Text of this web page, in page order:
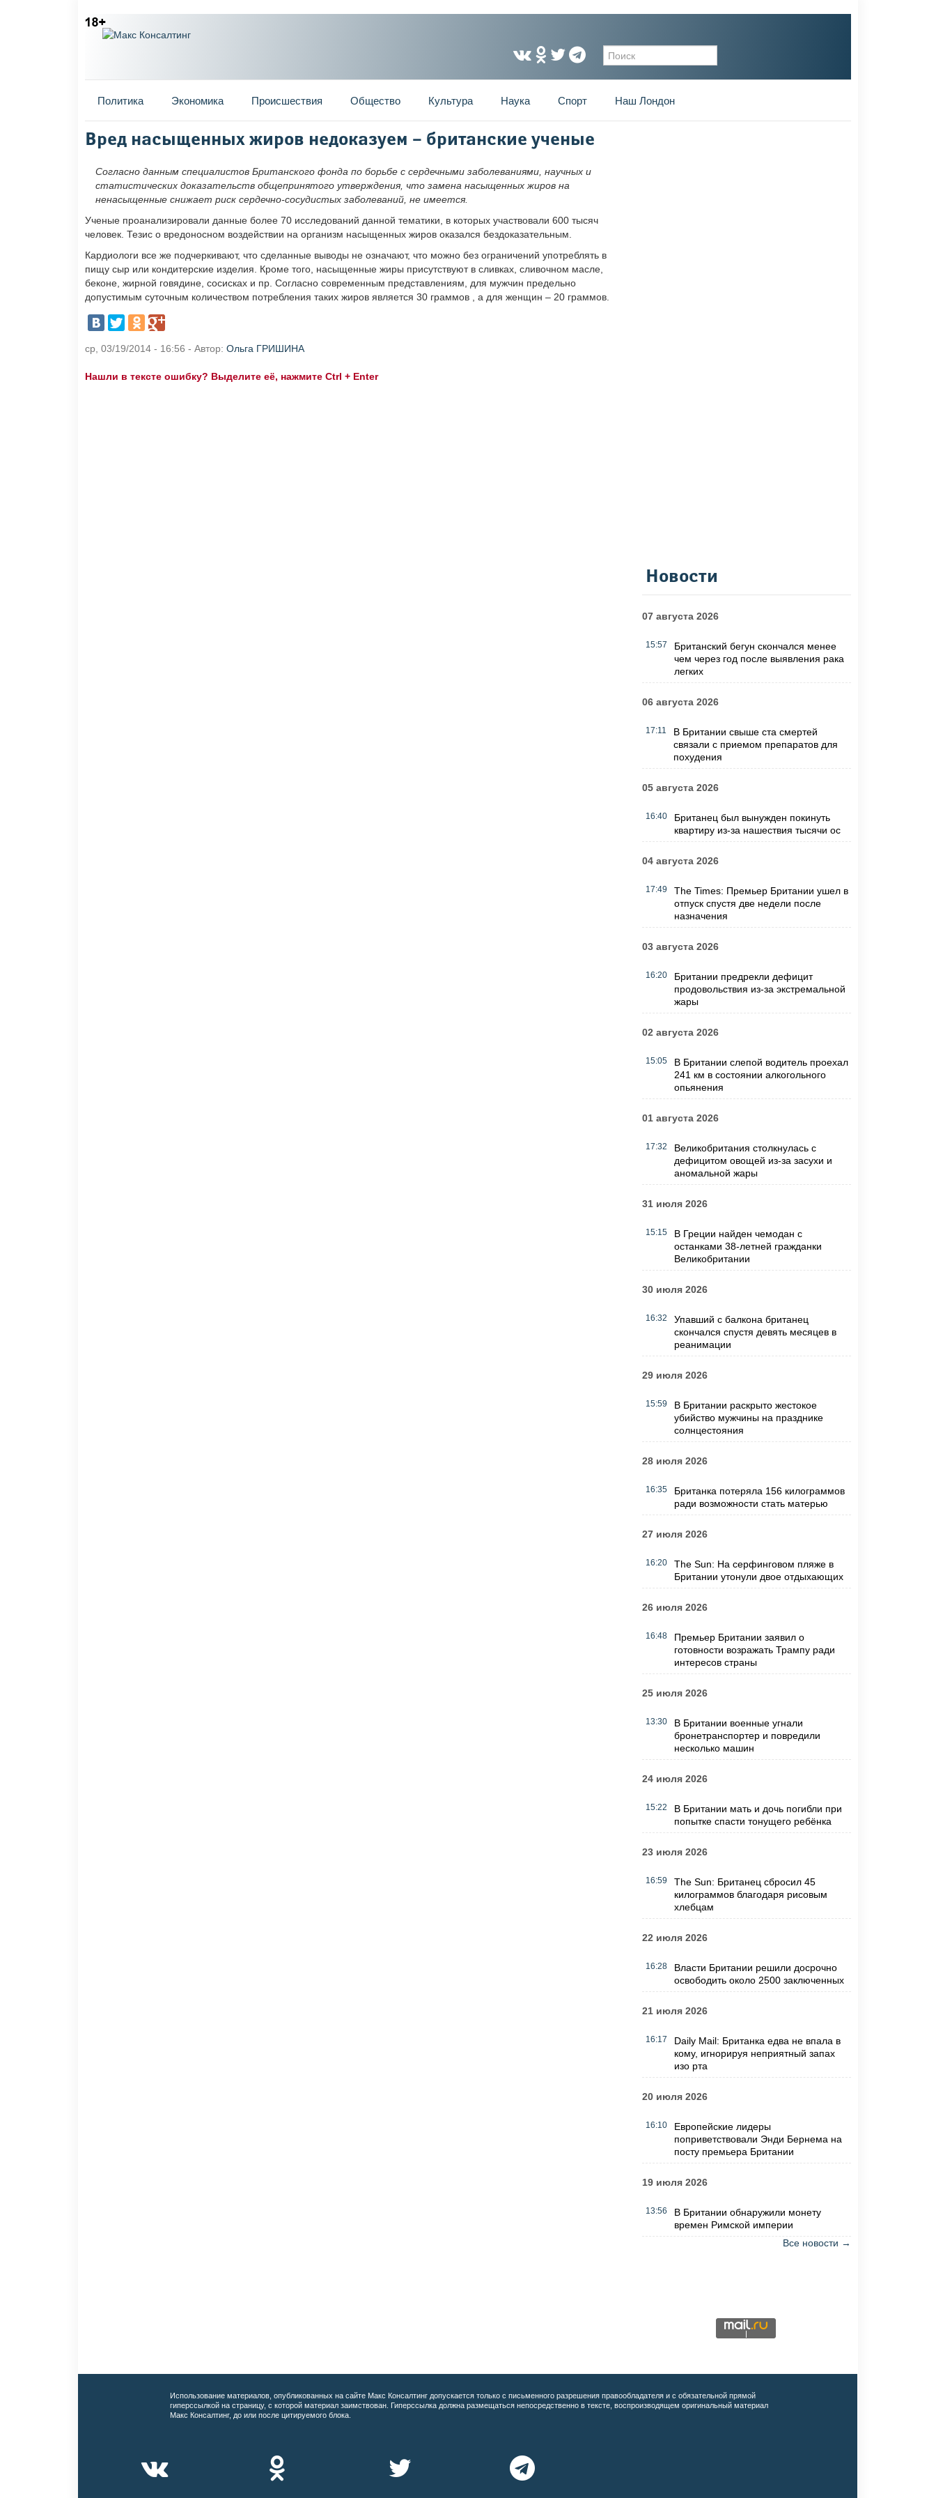
Форма поиска
Главное меню
Политика Экономика Происшествия Общество Культура Наука Спорт Наш Лондон
Вы здесь
Вред насыщенных жиров недоказуем – британские ученые
Согласно данным специалистов Британского фонда по борьбе с сердечными заболеваниями, научных и
статистических доказательств общепринятого утверждения, что замена насыщенных жиров на
ненасыщенные снижает риск сердечно-сосудистых заболеваний, не имеется.
Ученые проанализировали данные более 70 исследований данной тематики, в которых участвовали 600 тысяч
человек. Тезис о вредоносном воздействии на организм насыщенных жиров оказался бездоказательным.
Кардиологи все же подчеркивают, что сделанные выводы не означают, что можно без ограничений употреблять в
пищу сыр или кондитерские изделия. Кроме того, насыщенные жиры присутствуют в сливках, сливочном масле,
беконе, жирной говядине, сосисках и пр. Согласно современным представлениям, для мужчин предельно
допустимым суточным количеством потребления таких жиров является 30 граммов , а для женщин – 20 граммов.
ср, 03/19/2014 - 16:56 - Автор: Ольга ГРИШИНА
Нашли в тексте ошибку? Выделите её, нажмите Ctrl + Enter
Новости
07 августа 2026
15:57
Британский бегун скончался менее
чем через год после выявления рака
легких
06 августа 2026
17:11
В Британии свыше ста смертей
связали с приемом препаратов для
похудения
05 августа 2026
16:40
Британец был вынужден покинуть
квартиру из-за нашествия тысячи ос
04 августа 2026
17:49
The Times: Премьер Британии ушел в
отпуск спустя две недели после
назначения
03 августа 2026
16:20
Британии предрекли дефицит
продовольствия из-за экстремальной
жары
02 августа 2026
15:05
В Британии слепой водитель проехал
241 км в состоянии алкогольного
опьянения
01 августа 2026
17:32
Великобритания столкнулась с
дефицитом овощей из-за засухи и
аномальной жары
31 июля 2026
15:15
В Греции найден чемодан с
останками 38-летней гражданки
Великобритании
30 июля 2026
16:32
Упавший с балкона британец
скончался спустя девять месяцев в
реанимации
29 июля 2026
15:59
В Британии раскрыто жестокое
убийство мужчины на празднике
солнцестояния
28 июля 2026
16:35
Британка потеряла 156 килограммов
ради возможности стать матерью
27 июля 2026
16:20
The Sun: На серфинговом пляже в
Британии утонули двое отдыхающих
26 июля 2026
16:48
Премьер Британии заявил о
готовности возражать Трампу ради
интересов страны
25 июля 2026
13:30
В Британии военные угнали
бронетранспортер и повредили
несколько машин
24 июля 2026
15:22
В Британии мать и дочь погибли при
попытке спасти тонущего ребёнка
23 июля 2026
16:59
The Sun: Британец сбросил 45
килограммов благодаря рисовым
хлебцам
22 июля 2026
16:28
Власти Британии решили досрочно
освободить около 2500 заключенных
21 июля 2026
16:17
Daily Mail: Британка едва не впала в
кому, игнорируя неприятный запах
изо рта
20 июля 2026
16:10
Европейские лидеры
поприветствовали Энди Бернема на
посту премьера Британии
19 июля 2026
13:56
В Британии обнаружили монету
времен Римской империи
Все новости →
Использование материалов, опубликованных на сайте Макс Консалтинг допускается только с письменного разрешения правообладателя и с обязательной прямой
гиперссылкой на страницу, с которой материал заимствован. Гиперссылка должна размещаться непосредственно в тексте, воспроизводящем оригинальный материал
Макс Консалтинг, до или после цитируемого блока.